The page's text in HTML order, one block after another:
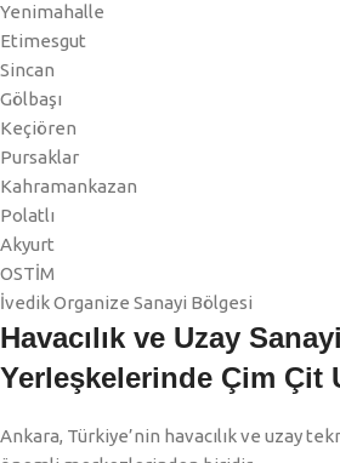
Yenimahalle
Etimesgut
Sincan
Gölbaşı
Keçiören
Pursaklar
Kahramankazan
Polatlı
Akyurt
OSTİM
İvedik Organize Sanayi Bölgesi
Havacılık ve Uzay Sanayi
Yerleşkelerinde Çim Çit
Ankara, Türkiye’nin havacılık ve uzay